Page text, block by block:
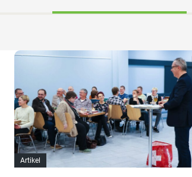
Artikel